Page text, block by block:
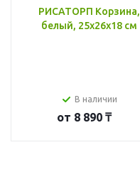
РИСАТОРП Корзина,
белый, 25x26x18 см
В наличии
от 8 890 ₸